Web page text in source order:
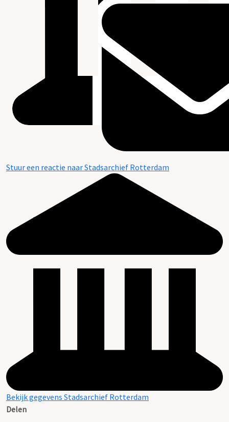
Stuur een reactie naar Stadsarchief Rotterdam
Bekijk gegevens Stadsarchief Rotterdam
Delen